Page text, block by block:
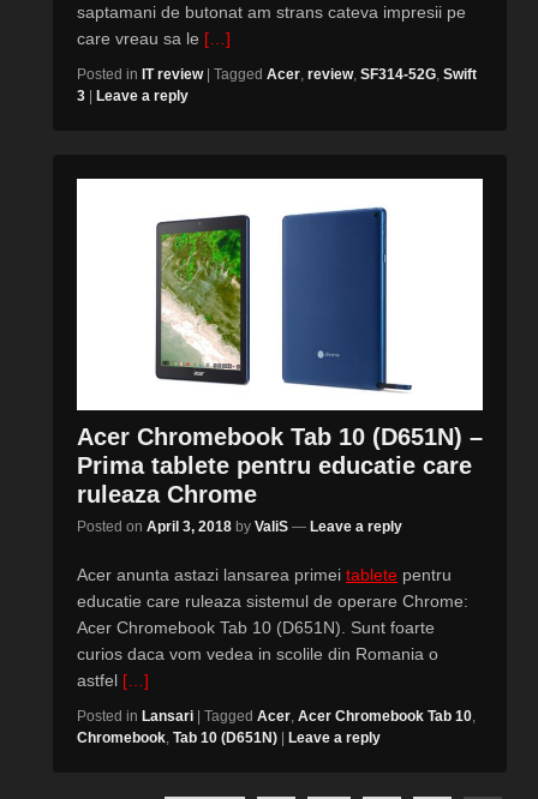
saptamani de butonat am strans cateva impresii pe
care vreau sa le […]
Posted in IT review | Tagged Acer review, SF314-52G Swift
3 | Leave a reply
Acer Chromebook Tab 10 (D651N) –
Prima tablete pentru educatie care
ruleaza Chrome
Posted on April 3, 2018 by ValiS — Leave a reply
Acer anunta astazi lansarea primei tablete pentru
educatie care ruleaza sistemul de operare Chrome:
Acer Chromebook Tab 10 (D651N). Sunt foarte
curios daca vom vedea in scolile din Romania o
astfel […]
Posted in Lansari Tagged Acer, Acer Chromebook Tab 10,
Chromebook, Tab 10 (D651N) Leave a reply